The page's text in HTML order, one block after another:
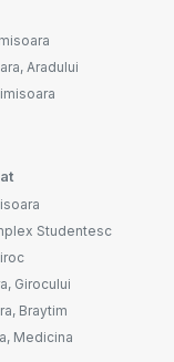
Aradului
Studentesc
Girocului
Braytim
Medicina